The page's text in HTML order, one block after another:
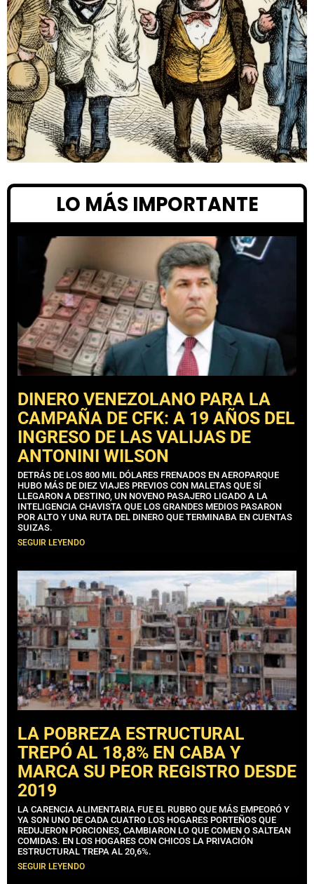
LO MÁS IMPORTANTE
DINERO VENEZOLANO PARA LA
CAMPAÑA DE CFK: A 19 AÑOS DEL
INGRESO DE LAS VALIJAS DE
ANTONINI WILSON
DETRÁS DE LOS 800 MIL DÓLARES FRENADOS EN AEROPARQUE
HUBO MÁS DE DIEZ VIAJES PREVIOS CON MALETAS QUE SÍ
LLEGARON A DESTINO, UN NOVENO PASAJERO LIGADO A LA
INTELIGENCIA CHAVISTA QUE LOS GRANDES MEDIOS PASARON
POR ALTO Y UNA RUTA DEL DINERO QUE TERMINABA EN CUENTAS
SUIZAS.
SEGUIR LEYENDO
LA POBREZA ESTRUCTURAL
TREPÓ AL 18,8% EN CABA Y
MARCA SU PEOR REGISTRO DESDE
2019
LA CARENCIA ALIMENTARIA FUE EL RUBRO QUE MÁS EMPEORÓ Y
YA SON UNO DE CADA CUATRO LOS HOGARES PORTEÑOS QUE
REDUJERON PORCIONES, CAMBIARON LO QUE COMEN O SALTEAN
COMIDAS. EN LOS HOGARES CON CHICOS LA PRIVACIÓN
ESTRUCTURAL TREPA AL 20,6%.
SEGUIR LEYENDO